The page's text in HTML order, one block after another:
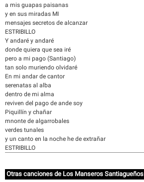
a mis guapas paisanas
y en sus miradas MI
mensajes secretos de alcanzar
ESTRIBILLO
Y andaré y andaré
donde quiera que sea iré
pero a mi pago (Santiago)
tan solo muriendo olvidaré
En mi andar de cantor
serenatas al alba
dentro de mi alma
reviven del pago de ande soy
Piquillín y chañar
mnonte de algarrobales
verdes tunales
y un canto en la noche he de extrañar
ESTRIBILLO
Otras canciones de Los Manseros Santiagueños